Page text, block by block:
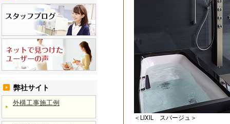
＜LIXIL スパージュ＞
弊社サイト
外構工事施工例